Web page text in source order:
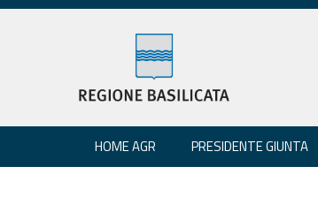
HOME AGR PRESIDENTE GIUNTA